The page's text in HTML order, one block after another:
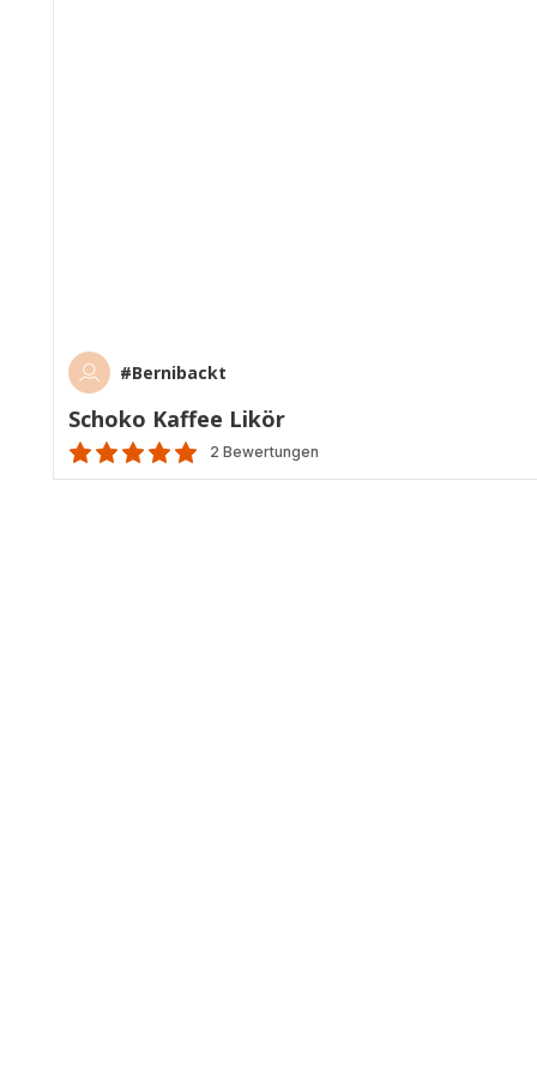
#Bernibackt
Schoko Kaffee Likör
Bewertung
2 Bewertungen